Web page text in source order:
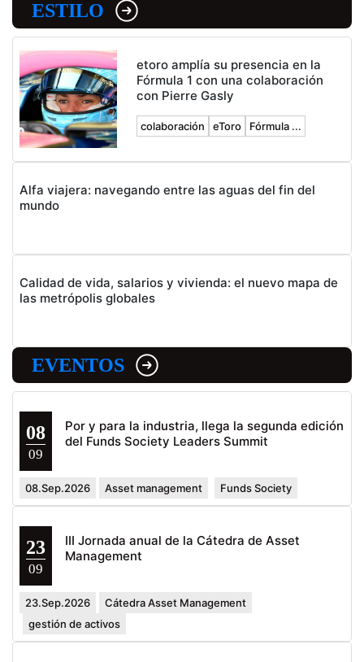
ESTILO
etoro amplía su presencia en la
Fórmula 1 con una colaboración
con Pierre Gasly
colaboración eToro Fórmula ...
Alfa viajera: navegando entre las aguas del fin del
mundo
Calidad de vida, salarios y vivienda: el nuevo mapa de
las metrópolis globales
EVENTOS
08
09
Por y para la industria, llega la segunda edición
del Funds Society Leaders Summit
08.Sep.2026 Asset management Funds Society
23
09
III Jornada anual de la Cátedra de Asset
Management
23.Sep.2026
Cátedra Asset Management
gestión de activos